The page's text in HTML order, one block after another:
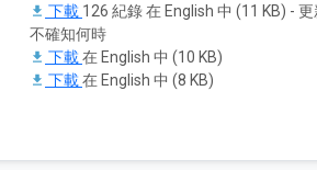
下載 126 紀錄 在 English 中 (11 KB) -
不確知何時
下載在 English 中 (10 KB)
下載在 English 中 (8 KB)